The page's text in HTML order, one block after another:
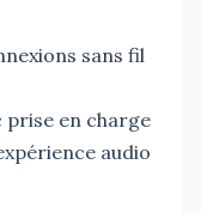
sans fil
prise en charge
audio